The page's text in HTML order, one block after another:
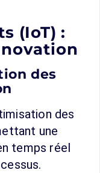
(IoT) :
des
des
une
temps réel